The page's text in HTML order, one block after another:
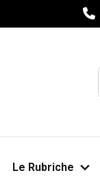
Le Rubriche